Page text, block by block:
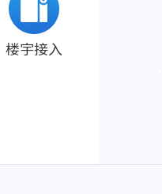
楼宇接入